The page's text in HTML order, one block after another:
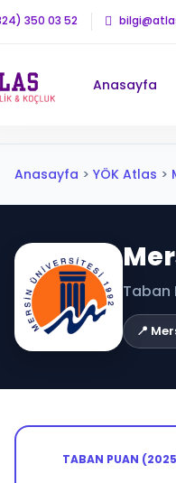
350 03 52
Anasayfa
Anasayfa > YÖK Atlas >
Taban
📍
TABAN PUAN